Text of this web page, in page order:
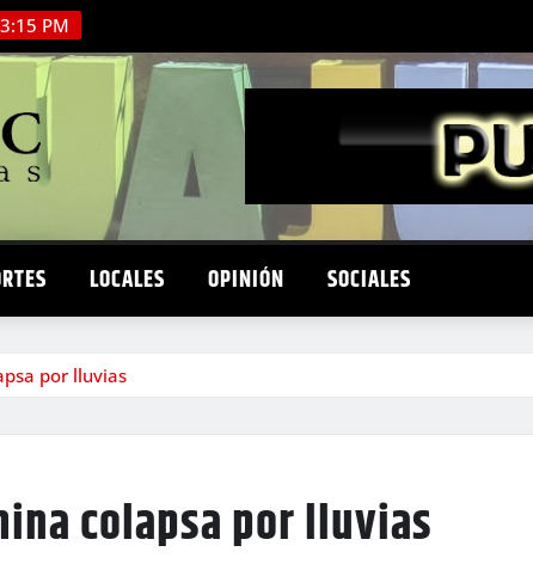
PM
LOCALES OPINIÓN SOCIALES
por lluvias
colapsa por lluvias